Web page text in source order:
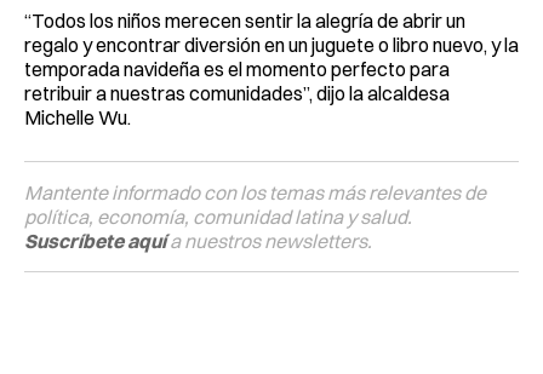
“Todos los niños merecen sentir la alegría de abrir un
regalo y encontrar diversión en un juguete o libro nuevo, y la
temporada navideña es el momento perfecto para
retribuir a nuestras comunidades”, dijo la alcaldesa
Michelle Wu.
Mantente informado con los temas más relevantes de
política, economía, comunidad latina y salud.
Suscríbete aquía nuestros newsletters.